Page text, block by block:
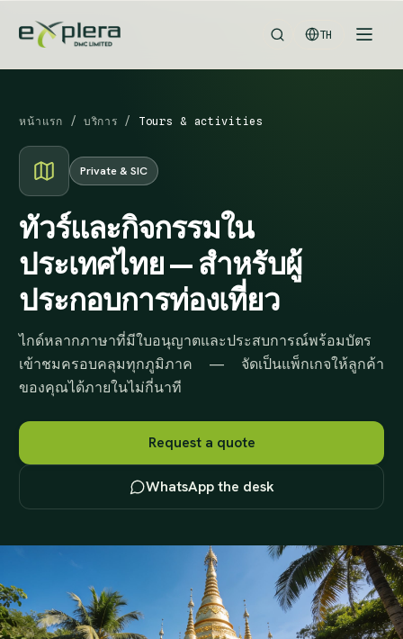
TH
หน้าแรก / บริการ / Tours & activities
Private & SIC
ทัวร์และกิจกรรมใน
ประเทศไทย — สำหรับผู้
ประกอบการท่องเที่ยว
ไกด์หลากภาษาที่มีใบอนุญาตและประสบการณ์พร้อมบัตร
เข้าชมครอบคลุมทุกภูมิภาค — จัดเป็นแพ็กเกจให้ลูกค้า
ของคุณได้ภายในไม่กี่นาที
Request a quote
WhatsApp the desk